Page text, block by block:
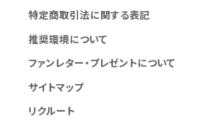
特定商取引法に関する表記
推奨環境について
ファンレター・プレゼントについて
サイトマップ
リクルート